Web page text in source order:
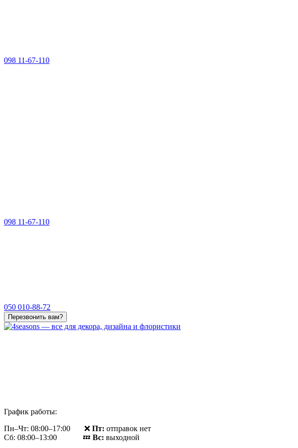
098 11-67-110
098 11-67-110
050 010-88-72
Перезвонить вам?
График работы:
Пн–Чт: 08:00–17:00 ❌ Пт: отправок нет
Сб: 08:00–13:00 💤 Вс: выходной